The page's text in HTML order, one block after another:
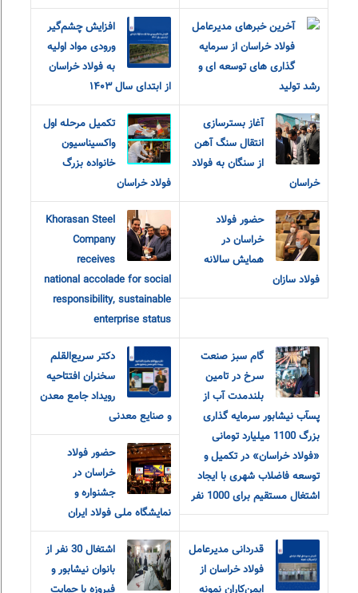
آخرین خبرهای مدیرعامل
فولاد خراسان از سرمایه
گذاری های توسعه ای و
رشد تولید
افزایش چشم‌گیر
ورودی مواد اولیه
به فولاد خراسان
از ابتدای سال ۱۴۰۳
آغاز بسترسازی
انتقال سنگ آهن
از سنگان به فولاد
خراسان
تکمیل مرحله اول
واکسیناسیون
خانواده بزرگ
فولاد خراسان
حضور فولاد
خراسان در
همایش سالانه
فولاد سازان
Khorasan Steel
Company
receives
national accolade for social
responsibility, sustainable
enterprise status
گام سبز صنعت
سرخ در تامین
بلندمدت آب از
پسآب نیشابور سرمایه گذاری
بزرگ 1100 میلیارد تومانی
«فولاد خراسان» در تکمیل و
توسعه فاضلاب شهری با ایجاد
اشتغال مستقیم برای 1000 نفر
دکتر سریع‌القلم
سخنران افتتاحیه
رویداد جامع معدن
و صنایع معدنی
حضور فولاد
خراسان در
جشنواره و
نمایشگاه ملی فولاد ایران
قدردانی مدیرعامل
فولاد خراسان از
اشتغال 30 نفر از
بانوان نیشابور و